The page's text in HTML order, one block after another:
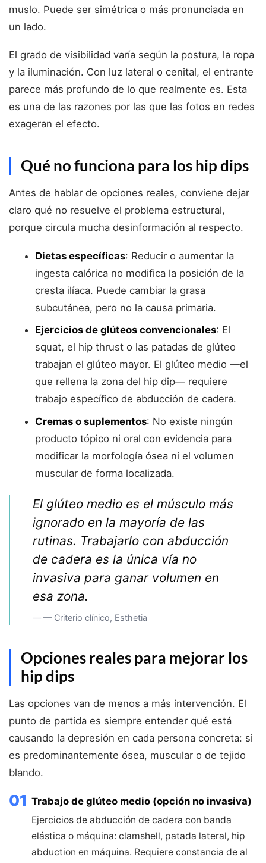
muslo. Puede ser simétrica o más pronunciada en
un lado.
El grado de visibilidad varía según la postura, la ropa
y la iluminación. Con luz lateral o cenital, el entrante
parece más profundo de lo que realmente es. Esta
es una de las razones por las que las fotos en redes
exageran el efecto.
Qué no funciona para los hip dips
Antes de hablar de opciones reales, conviene dejar
claro qué no resuelve el problema estructural,
porque circula mucha desinformación al respecto.
Dietas específicas: Reducir o aumentar la
ingesta calórica no modifica la posición de la
cresta ilíaca. Puede cambiar la grasa
subcutánea, pero no la causa primaria.
Ejercicios de glúteos convencionales: El
squat, el hip thrust o las patadas de glúteo
trabajan el glúteo mayor. El glúteo medio —el
que rellena la zona del hip dip— requiere
trabajo específico de abducción de cadera.
Cremas o suplementos: No existe ningún
producto tópico ni oral con evidencia para
modificar la morfología ósea ni el volumen
muscular de forma localizada.
El glúteo medio es el músculo más
ignorado en la mayoría de las
rutinas. Trabajarlo con abducción
de cadera es la única vía no
invasiva para ganar volumen en
esa zona.
— — Criterio clínico, Esthetia
Opciones reales para mejorar los
hip dips
Las opciones van de menos a más intervención. El
punto de partida es siempre entender qué está
causando la depresión en cada persona concreta: si
es predominantemente ósea, muscular o de tejido
blando.
01 Trabajo de glúteo medio (opción no invasiva)
Ejercicios de abducción de cadera con banda
elástica o máquina: clamshell, patada lateral, hip
abduction en máquina. Requiere constancia de al